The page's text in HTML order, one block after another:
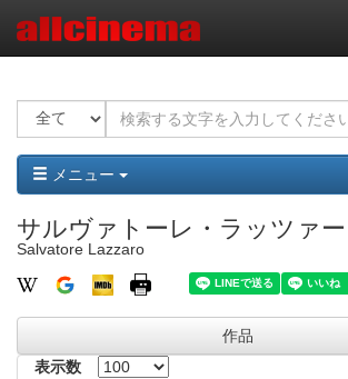
メニュー
サルヴァトーレ・ラッツァー
Salvatore Lazzaro
作品
表示数